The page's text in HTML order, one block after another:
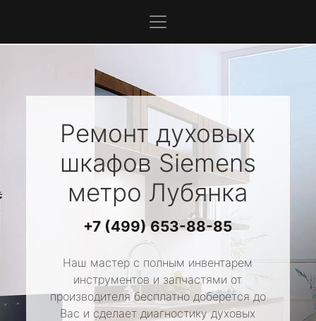
Ремонт духовых
шкафовSiemens
метро Лубянка
+7 (499) 653-88-85
Наш мастер с полным инвентарем
инструментов и запчастями от
производителя бесплатно доберется до
Вас и сделает диагностику духовых